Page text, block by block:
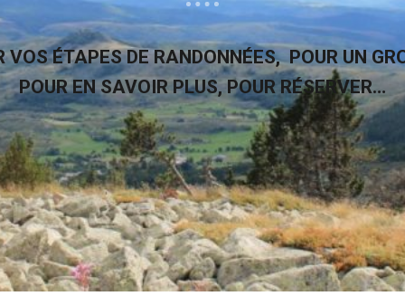
VOS ÉTAPES DE RANDONNÉES, POUR UN
POUR EN SAVOIR PLUS, POUR RÉSERVER…